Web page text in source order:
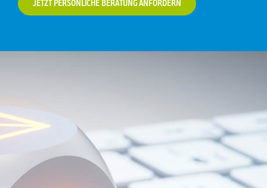
JETZT PERSÖNLICHE BERATUNG ANFORDERN